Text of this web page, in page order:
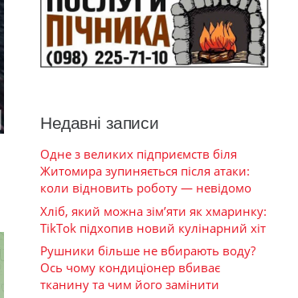
Недавні записи
Одне з великих підприємств біля
Житомира зупиняється після атаки:
коли відновить роботу — невідомо
Хліб, який можна зім’яти як хмаринку:
TikTok підхопив новий кулінарний хіт
Рушники більше не вбирають воду?
Ось чому кондиціонер вбиває
тканину та чим його замінити